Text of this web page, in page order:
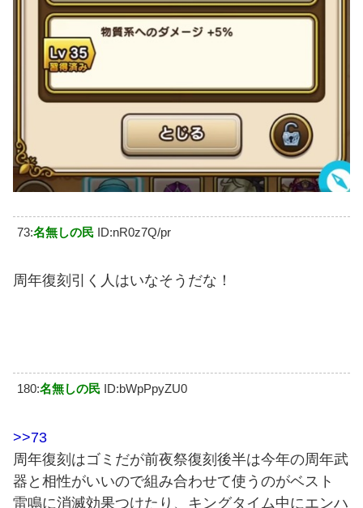
73:名無しの民 ID:nR0z7Q/pr
周年復刻引く人はいなそうだな！
180:名無しの民 ID:bWpPpyZU0
>>73
周年復刻はゴミだが前夜祭復刻後半は今年の周年武
器と相性がいいので組み合わせて使うのがベスト
雷鳴に消滅効果つけたり、キングタイム中にエンハ